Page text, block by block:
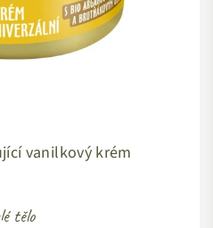
vanilkový krém
tělo